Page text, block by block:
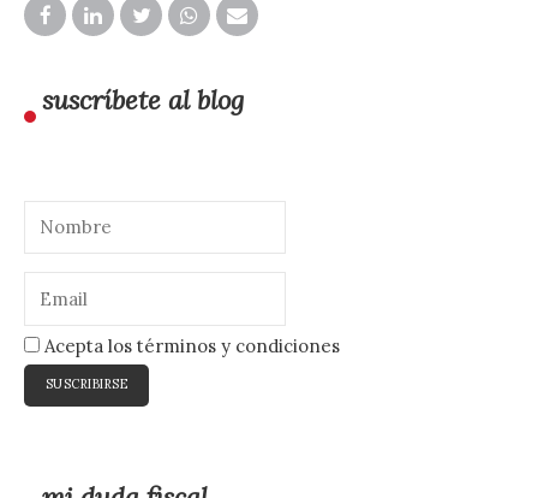
suscríbete al blog
Acepta los términos y condiciones